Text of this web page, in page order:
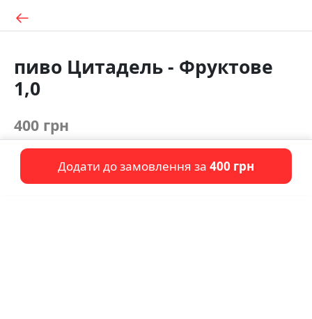
пиво Цитадель - Фруктове
1,0
400 грн
Додати до замовлення за 400 грн